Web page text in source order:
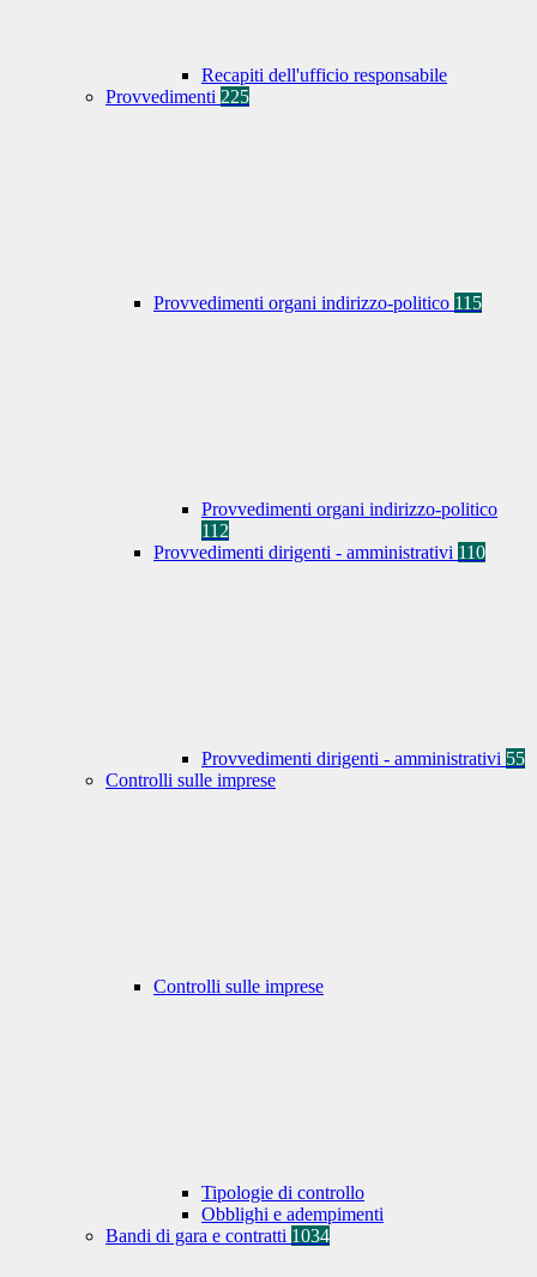
Recapiti dell'ufficio responsabile
Provvedimenti 225
Provvedimenti organi indirizzo-politico 115
Provvedimenti organi indirizzo-politico
112
Provvedimenti dirigenti - amministrativi 110
Provvedimenti dirigenti - amministrativi 55
Controlli sulle imprese
Controlli sulle imprese
Tipologie di controllo
Obblighi e adempimenti
Bandi di gara e contratti 1034